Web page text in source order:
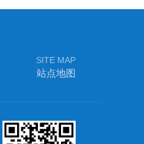
SITE MAP
站点地图